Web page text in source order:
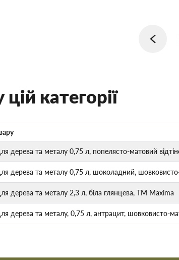
категорії
дерева та металу 0,75 л, попелясто-матовий
дерева та металу 0,75 л, шоколадний,
дерева та металу 2,3 л, біла глянцева, ТМ Maxima
дерева та металу, 0,75 л, антрацит, шовковисто-